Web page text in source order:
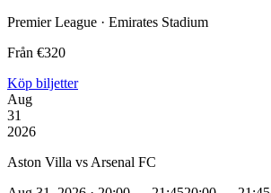
Premier League · Emirates Stadium
Från €320
Köp biljetter
Aug
31
2026
Aston Villa vs Arsenal FC